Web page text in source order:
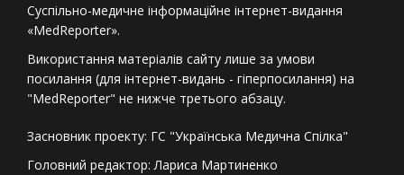
Суспільно-медичне інформаційне інтернет-видання
«MedReporter».
Використання матеріалів сайту лише за умови
посилання (для інтернет-видань - гіперпосилання) на
"MedReporter" не нижче третього абзацу.
Засновник проекту: ГС "Українська Медична Спілка"
Головний редактор: Лариса Мартиненко